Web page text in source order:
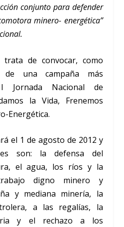
conjunto para defender
minero- energética”
trata de convocar, como
una campaña más
Nacional de
la Vida, Frenemos
Energética.
el 1 de agosto de 2012 y
son: la defensa del
el agua, los ríos y la
digno minero y
y mediana minería, la
a las regalías, la
y el rechazo a los